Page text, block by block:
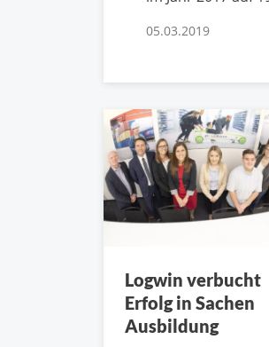
05.03.2019
Logwin verbucht
Erfolg in Sachen
Ausbildung